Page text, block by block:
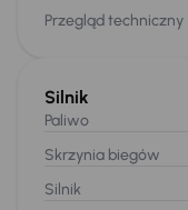
Przegląd techniczny
Silnik
Paliwo
Skrzynia biegów
Silnik